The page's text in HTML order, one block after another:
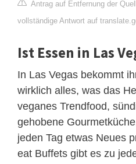
Antrag auf Entfernung der
vollständige Antwort auf
Ist Essen in Las
In Las Vegas bekommt
wirklich alles, was das
veganes Trendfood,
gehobene
jeden Tag etwas Neues
eat Buffets gibt es zu